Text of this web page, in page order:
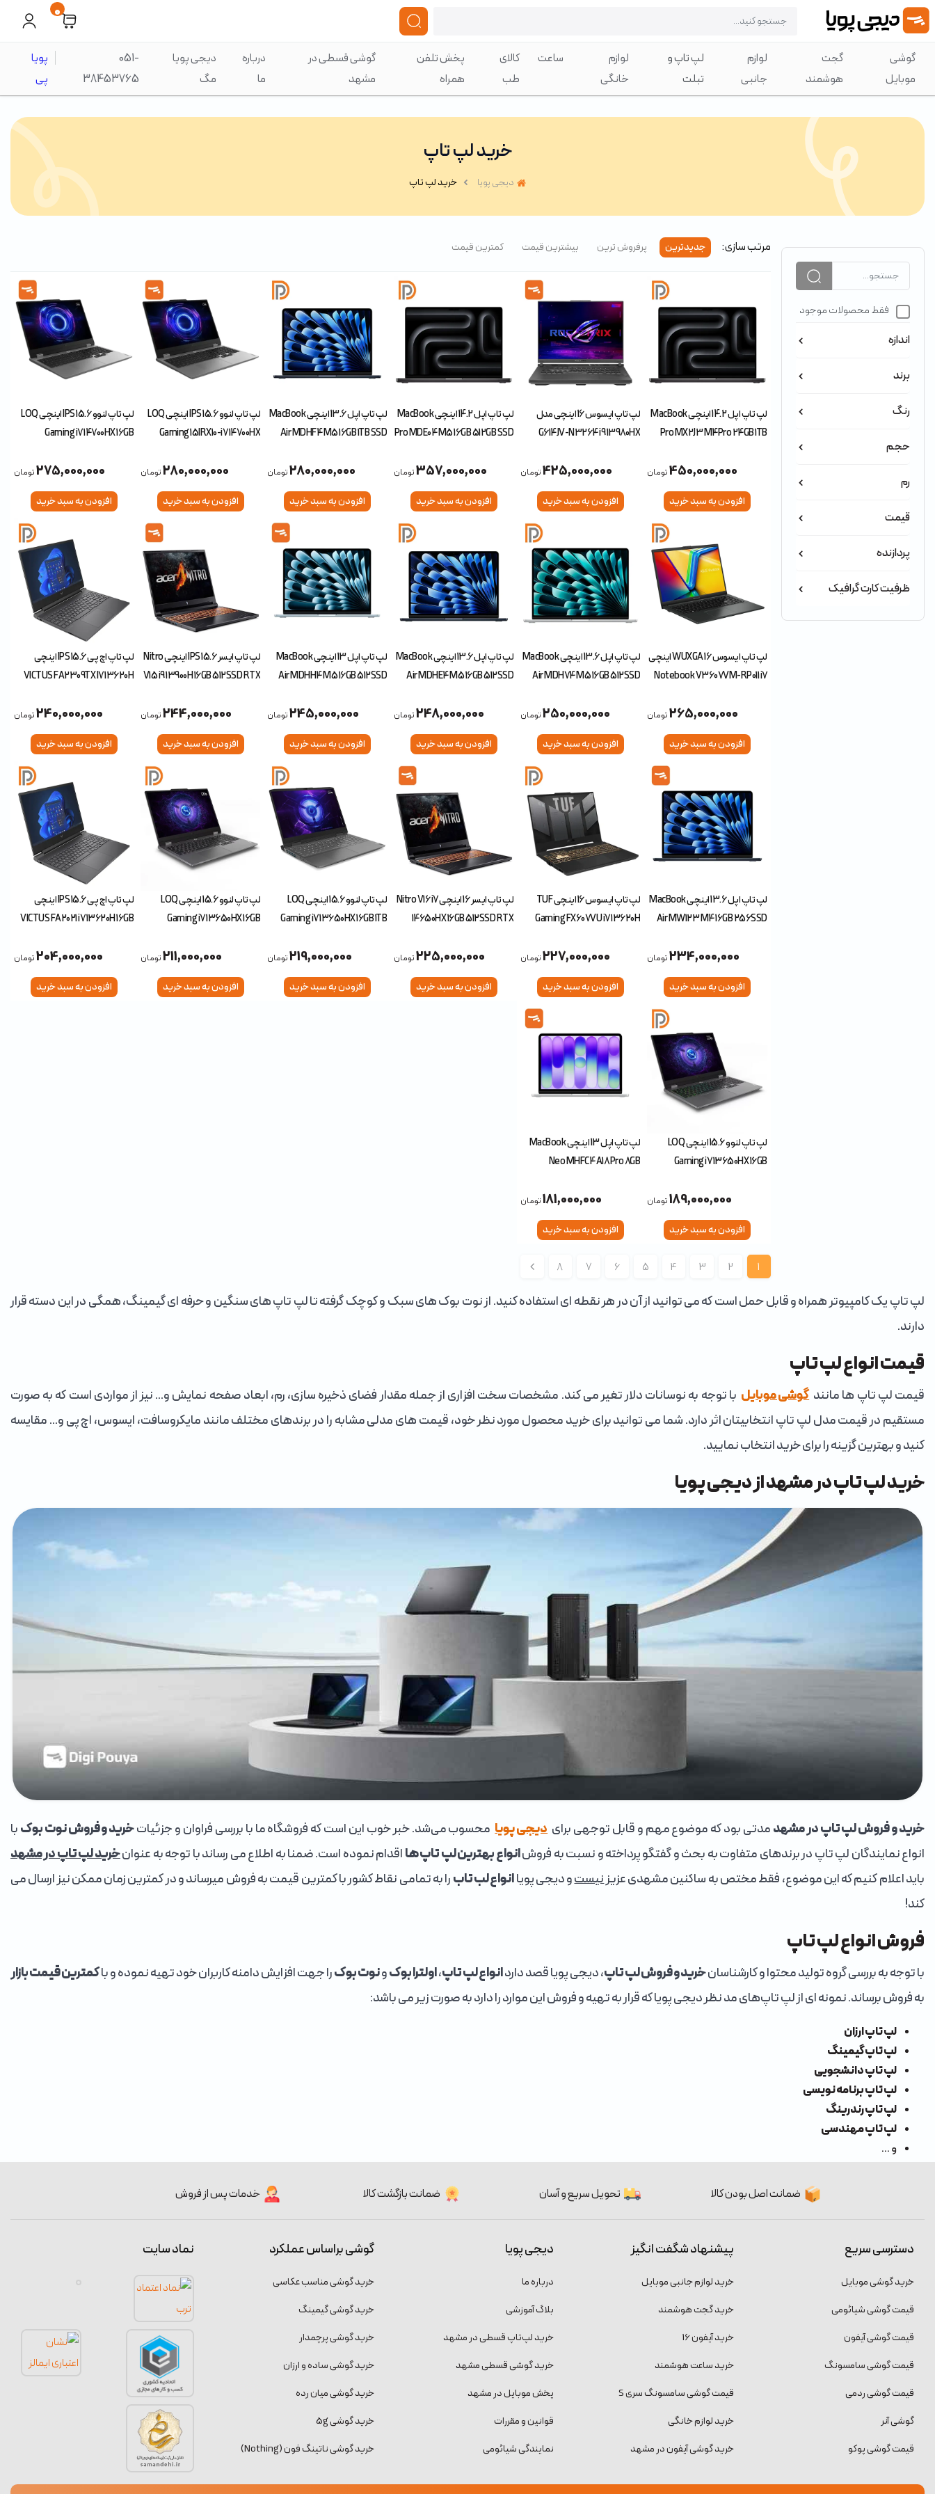
0
گوشی
موبایل
گجت
هوشمند
لوازم
جانبی
لپ تاپ و
تبلت
لوازم
خانگی
ساعت
کالای
طب
پخش تلفن
همراه
گوشی قسطی در
مشهد
درباره
ما
دیجی پویا
مگ
051-
38453765
پویا
پی
خرید لپ تاپ
دیجی پویا خرید لپ تاپ
فقط محصولات موجود
اندازه
برند
رنگ
حجم
رم
قیمت
پردازنده
ظرفیت کارت گرافیک
مرتب سازی: جدیدترین پرفروش ترین بیشترین قیمت کمترین قیمت
لپ تاپ اپل 14.2 اینچی MacBook
Pro MX2J3 M4Pro 24GB 1TB
450,000,000تومان
افزودن به سبد خرید
لپ تاپ ایسوس 16 اینچی مدل
G614JV-N3264 i9 13980HX
425,000,000تومان
افزودن به سبد خرید
لپ تاپ اپل 14.2 اینچی MacBook
Pro MDE04 M5 16GB 512GB SSD
357,000,000تومان
افزودن به سبد خرید
لپ تاپ اپل 13.6 اینچی MacBook
Air MDHF4 M5 16GB 1TB SSD
280,000,000تومان
افزودن به سبد خرید
لپ تاپ لنوو 15.6 IPS اینچی LOQ
Gaming 15IRX10-i7 14700HX
280,000,000تومان
افزودن به سبد خرید
لپ تاپ لنوو 15.6 IPS اینچی LOQ
Gaming i7 14700HX 16GB
275,000,000تومان
افزودن به سبد خرید
لپ تاپ ایسوس 16 WUXGA اینچی
Notebook V3607VM-RP011 i7
265,000,000تومان
افزودن به سبد خرید
لپ تاپ اپل 13.6 اینچی MacBook
Air MDH74 M5 16GB 512SSD
250,000,000تومان
افزودن به سبد خرید
لپ تاپ اپل 13.6 اینچی MacBook
Air MDHE4 M5 16GB 512SSD
248,000,000تومان
افزودن به سبد خرید
لپ تاپ اپل 13 اینچی MacBook
Air MDHH4 M5 16GB 512SSD
245,000,000تومان
افزودن به سبد خرید
لپ تاپ ایسر 15.6 IPS اینچی Nitro
V15 i9 13900H 16GB 512SSD RTX
244,000,000تومان
افزودن به سبد خرید
لپ تاپ اچ پی 15.6 IPS اینچی
VICTUS FA2309TX I7 13620H
240,000,000تومان
افزودن به سبد خرید
لپ تاپ اپل 13.6 اینچی MacBook
Air MW123 M4 16GB 256SSD
234,000,000تومان
افزودن به سبد خرید
لپ تاپ ایسوس 16 اینچی TUF
Gaming FX607VU i7 13620H
227,000,000تومان
افزودن به سبد خرید
لپ تاپ ایسر 16 اینچی Nitro V16 i7
14650HX 16GB 512SSD RTX
225,000,000تومان
افزودن به سبد خرید
لپ تاپ لنوو 15.6 اینچی LOQ
Gaming i7 13650HX 16GB 1TB
219,000,000تومان
افزودن به سبد خرید
لپ تاپ لنوو 15.6 اینچی LOQ
Gaming i7 13650HX 16GB
211,000,000تومان
افزودن به سبد خرید
لپ تاپ اچ پی 15.6 IPS اینچی
VICTUS FA2021 i7 13620H 16GB
204,000,000تومان
افزودن به سبد خرید
لپ تاپ لنوو 15.6 اینچی LOQ
Gaming i7 13650HX 16GB
189,000,000تومان
افزودن به سبد خرید
لپ تاپ اپل 13 اینچی MacBook
Neo MHFC4 A18 Pro 8GB
181,000,000تومان
افزودن به سبد خرید
1
2
3
4
5
6
7
8
لپ تاپ یک کامپیوتر همراه و قابل حمل است که می توانید از آن در هر نقطه ای استفاده کنید. از نوت بوک های سبک و کوچک گرفته تا لپ تاپ های سنگین و حرفه ای گیمینگ، همگی در این دسته قرار
دارند.
قیمت انواع لپ تاپ
قیمت لپ تاپ ها مانند گوشی موبایل با توجه به نوسانات دلار تغیر می کند. مشخصات سخت افزاری از جمله مقدار فضای ذخیره سازی، رم، ابعاد صفحه نمایش و... نیز از مواردی است که به صورت
مستقیم در قیمت مدل لپ تاپ انتخابیتان اثر دارد. شما می توانید برای خرید محصول مورد نظر خود، قیمت های مدلی مشابه را در برندهای مختلف مانند مایکروسافت، ایسوس، اچ پی و... مقایسه
کنید و بهترین گزینه را برای خرید انتخاب نمایید.
خرید لپ تاپ در مشهد از دیجی پویا
خرید و فروش لپ تاپ در مشهدمدتی بود که موضوع مهم و قابل توجهی برای دیجی پویا محسوب می‌شد. خبر خوب این است که فروشگاه ما با بررسی فراوان و جزئیاتخرید و فروش نوت بوکبا
انواع نمایندگان لپ تاپ در برندهای متفاوت به بحث و گفتگو پرداخته و نسبت به فروشانواع بهترین لپ تاپ هااقدام نموده است. ضمنا به اطلاع می رساند با توجه به عنوانخرید لپ تاپ در مشهد
باید اعلام کنیم که این موضوع، فقط مختص به ساکنین مشهدی‌ عزیزنیستو دیجی پویاانواع لب تابرا به تمامی نقاط کشور با کمترین قیمت به فروش میرساند و در کمترین زمان ممکن نیز ارسال می
کند!
فروش انواع لپ تاپ
با توجه به بررسی گروه تولید محتوا و کارشناسانخرید و فروش لپ تاپ، دیجی پویا قصد داردانواع لپ تاپ،اولترا بوکونوت بوکرا جهت افزایش دامنه کاربران خود تهیه نموده و باکمترین قیمت بازار
به فروش برساند. نمونه ای از لپ تاپ‎‌های مد نظر دیجی پویا که قرار به تهیه و فروش این موارد را دارد به صورت زیر می باشد:
لپ تاپ‌ ارزان
لپ تاپ گیمینگ
لپ تاپ دانشجویی
لپ تاپ برنامه نویسی
لپ تاپ رندرینگ
لپ تاپ مهندسی
و ...
ضمانت اصل بودن کالا تحویل سریع و آسان ضمانت بازگشت کالا خدمات پس از فروش
دسترسی سریع
خرید گوشی موبایل
قیمت گوشی شیائومی
قیمت گوشی آیفون
قیمت گوشی سامسونگ
قیمت گوشی ردمی
گوشی آنر
قیمت گوشی پوکو
پیشنهاد شگفت انگیز
خرید لوازم جانبی موبایل
خرید گجت هوشمند
خرید آیفون 16
خرید ساعت هوشمند
قیمت گوشی سامسونگ سری S
خرید لوازم خانگی
خرید گوشی آیفون در مشهد
دیجی پویا
درباره ما
بلاگ آموزشی
خرید لپ‌تاپ قسطی در مشهد
خرید گوشی قسطی مشهد
پخش موبایل در مشهد
قوانین و مقررات
نمایندگی شیائومی
گوشی براساس عملکرد
خرید گوشی مناسب عکاسی
خرید گوشی گیمینگ
خرید گوشی پرچمدار
خرید گوشی ساده و ارزان
خرید گوشی میان رده
خرید گوشی 5g
خرید گوشی ناتینگ فون (Nothing)
نماد سایت